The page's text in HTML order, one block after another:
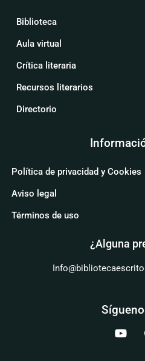
Biblioteca
Aula virtual
Crítica literaria
Recursos literarios
Directorio
Política de privacidad y Cookies
Aviso legal
Términos de uso
¿Alguna